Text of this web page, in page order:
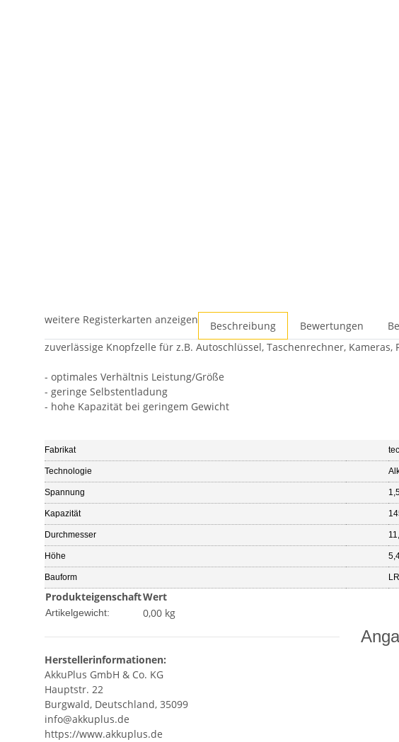
weitere Registerkarten anzeigen Beschreibung Bewertungen
zuverlässige Knopfzelle für z.B. Autoschlüssel, Taschenrechner,
- optimales Verhältnis Leistung/Größe
- geringe Selbstentladung
- hohe Kapazität bei geringem Gewicht
Fabrikat
Technologie
Spannung
Kapazität
Durchmesser
Höhe
Bauform
ProdukteigenschaftWert
Artikelgewicht: 0,00 kg
Herstellerinformationen:
AkkuPlus GmbH & Co. KG
Hauptstr. 22
Burgwald, Deutschland, 35099
info@akkuplus.de
https://www.akkuplus.de